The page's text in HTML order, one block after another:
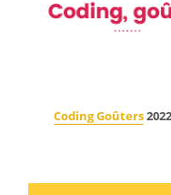
Coding Goûters